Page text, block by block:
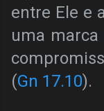
entre Ele e
uma
(Gn 17.10).